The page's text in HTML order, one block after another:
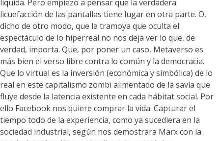
líquida. Pero empiezo a pensar que la verdadera
licuefacción de las pantallas tiene lugar en otra parte. O,
dicho de otro modo, que la tramoya que oculta el
espectáculo de lo hiperreal no nos deja ver lo que, de
verdad, importa. Que, por poner un caso, Metaverso es
más bien el verso libre contra lo común y la democracia.
Que lo virtual es la inversión (económica y simbólica) de lo
real en este capitalismo zombi alimentado de la savia que
fluye desde la latencia existente en cada hábitat social. Por
ello Facebook nos quiere comprar la vida. Capturar el
tiempo todo de la experiencia, como ya sucediera en la
sociedad industrial, según nos demostrara Marx con la